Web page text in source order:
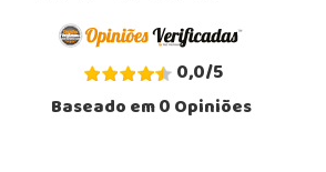
0,0/5
Baseado em0Opiniões